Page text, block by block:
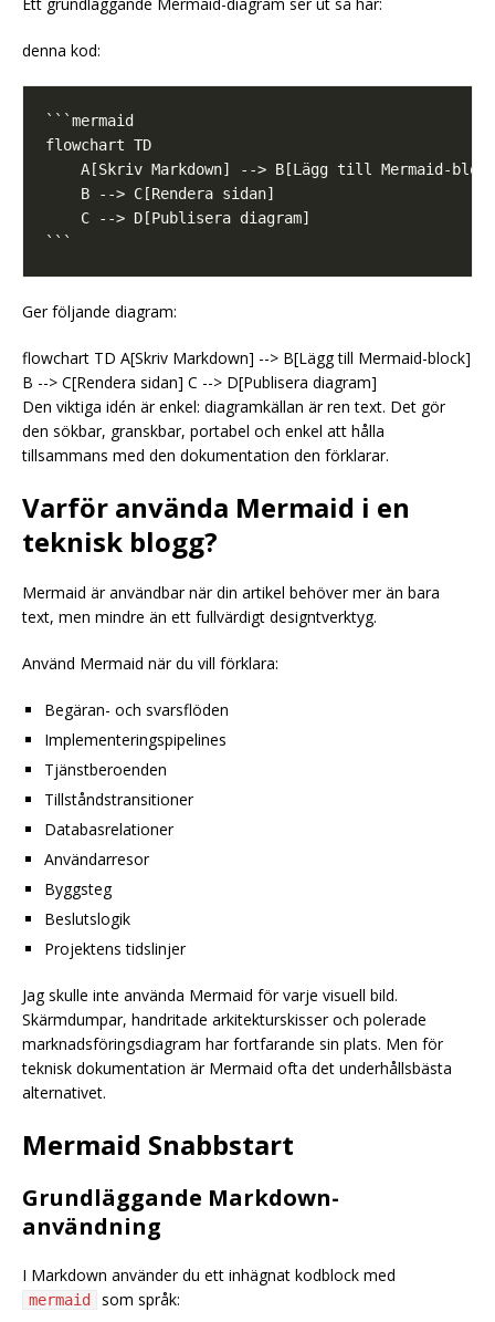
Ett grundläggande Mermaid-diagram ser ut så här:
denna kod:
Ger följande diagram:
flowchart TD A[Skriv Markdown] --> B[Lägg till Mermaid-block]
B --> C[Rendera sidan] C --> D[Publisera diagram]
Den viktiga idén är enkel: diagramkällan är ren text. Det gör
den sökbar, granskbar, portabel och enkel att hålla
tillsammans med den dokumentation den förklarar.
Varför använda Mermaid i en
teknisk blogg?
Mermaid är användbar när din artikel behöver mer än bara
text, men mindre än ett fullvärdigt designtverktyg.
Använd Mermaid när du vill förklara:
Begäran- och svarsflöden
Implementeringspipelines
Tjänstberoenden
Tillståndstransitioner
Databasrelationer
Användarresor
Byggsteg
Beslutslogik
Projektens tidslinjer
Jag skulle inte använda Mermaid för varje visuell bild.
Skärmdumpar, handritade arkitekturskisser och polerade
marknadsföringsdiagram har fortfarande sin plats. Men för
teknisk dokumentation är Mermaid ofta det underhållsbästa
alternativet.
Mermaid Snabbstart
Grundläggande Markdown-
användning
I Markdown använder du ett inhägnat kodblock med
mermaid som språk: